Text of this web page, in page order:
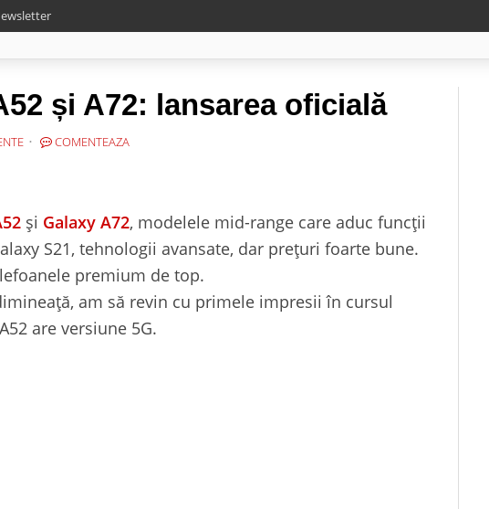
și A72: lansarea oficială
COMENTEAZA
și Galaxy A72, modelele mid-range care aduc funcții
S21, tehnologii avansate, dar prețuri foarte bune.
premium de top.
am să revin cu primele impresii în cursul
are versiune 5G.